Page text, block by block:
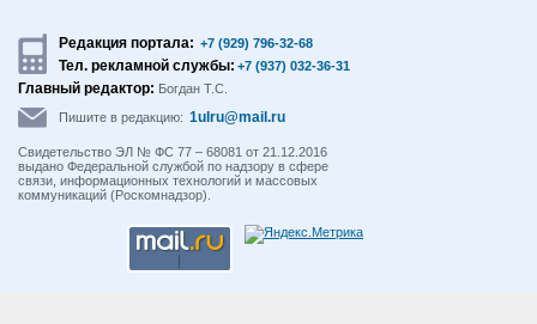
Редакция портала: +7 (929) 796-32-68
Тел. рекламной службы: +7 (937) 032-36-31
Главный редактор: Богдан Т.С.
Пишите в редакцию: 1ulru@mail.ru
Свидетельство ЭЛ № ФС 77 – 68081 от 21.12.2016
выдано Федеральной службой по надзору в сфере
связи, информационных технологий и массовых
коммуникаций (Роскомнадзор).